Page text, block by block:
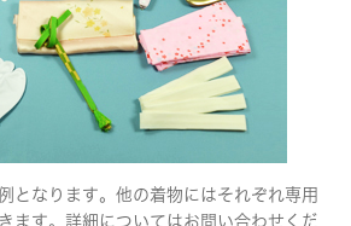
となります。他の着物にはそれぞれ専用
ます。詳細についてはお問い合わせくだ